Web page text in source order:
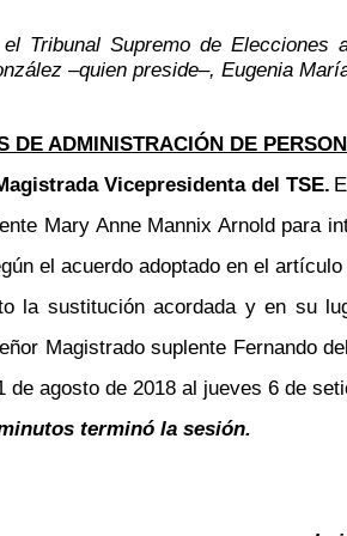
Tribunal Supremo de
–quien preside–, Eugenia
DE ADMINISTRACIÓN DE
Vicepresidenta del TSE.
Mary Anne Mannix Arnold para
el acuerdo adoptado en el
la sustitución acordada y en su
Magistrado suplente Fernando
agosto de 2018 al jueves 6 de
terminó la sesión.